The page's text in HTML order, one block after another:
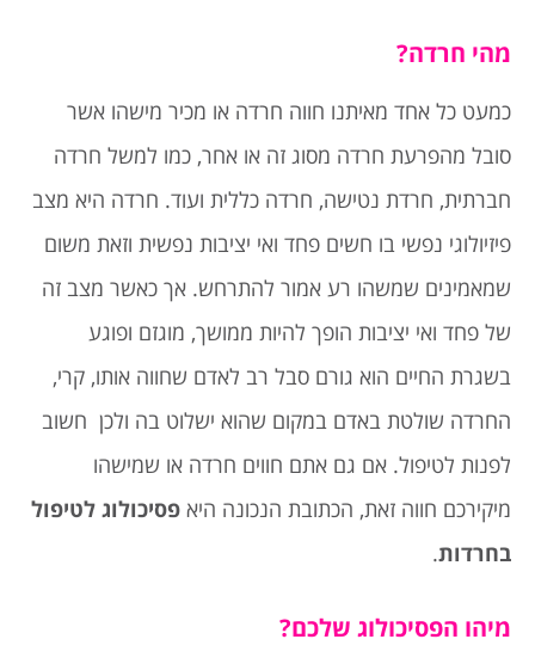
מהי חרדה?
כמעט כל אחד מאיתנו חווה חרדה או מכיר מישהו אשר
סובל מהפרעת חרדה מסוג זה או אחר, כמו למשל חרדה
חברתית, חרדת נטישה, חרדה כללית ועוד. חרדה היא מצב
פיזיולוגי נפשי בו חשים פחד ואי יציבות נפשית וזאת משום
שמאמינים שמשהו רע אמור להתרחש. אך כאשר מצב זה
של פחד ואי יציבות הופך להיות ממושך, מוגזם ופוגע
בשגרת החיים הוא גורם סבל רב לאדם שחווה אותו, קרי,
החרדה שולטת באדם במקום שהוא ישלוט בה ולכן חשוב
לפנות לטיפול. אם גם אתם חווים חרדה או שמישהו
מיקירכם חווה זאת, הכתובת הנכונה היא פסיכולוג לטיפול
בחרדות.
מיהו הפסיכולוג שלכם?